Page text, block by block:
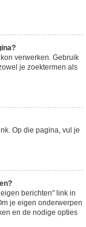
verwerken. Gebruik
je zoektermen als
Op die pagina, vul je
berichten" link in
je eigen onderwerpen
en de nodige opties